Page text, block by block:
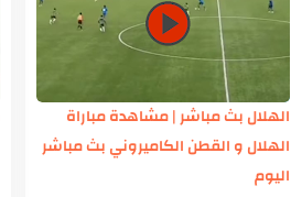
الهلال بث مباشر | مشاهدة مباراة
الهلال و القطن الكاميروني بث مباشر
اليوم